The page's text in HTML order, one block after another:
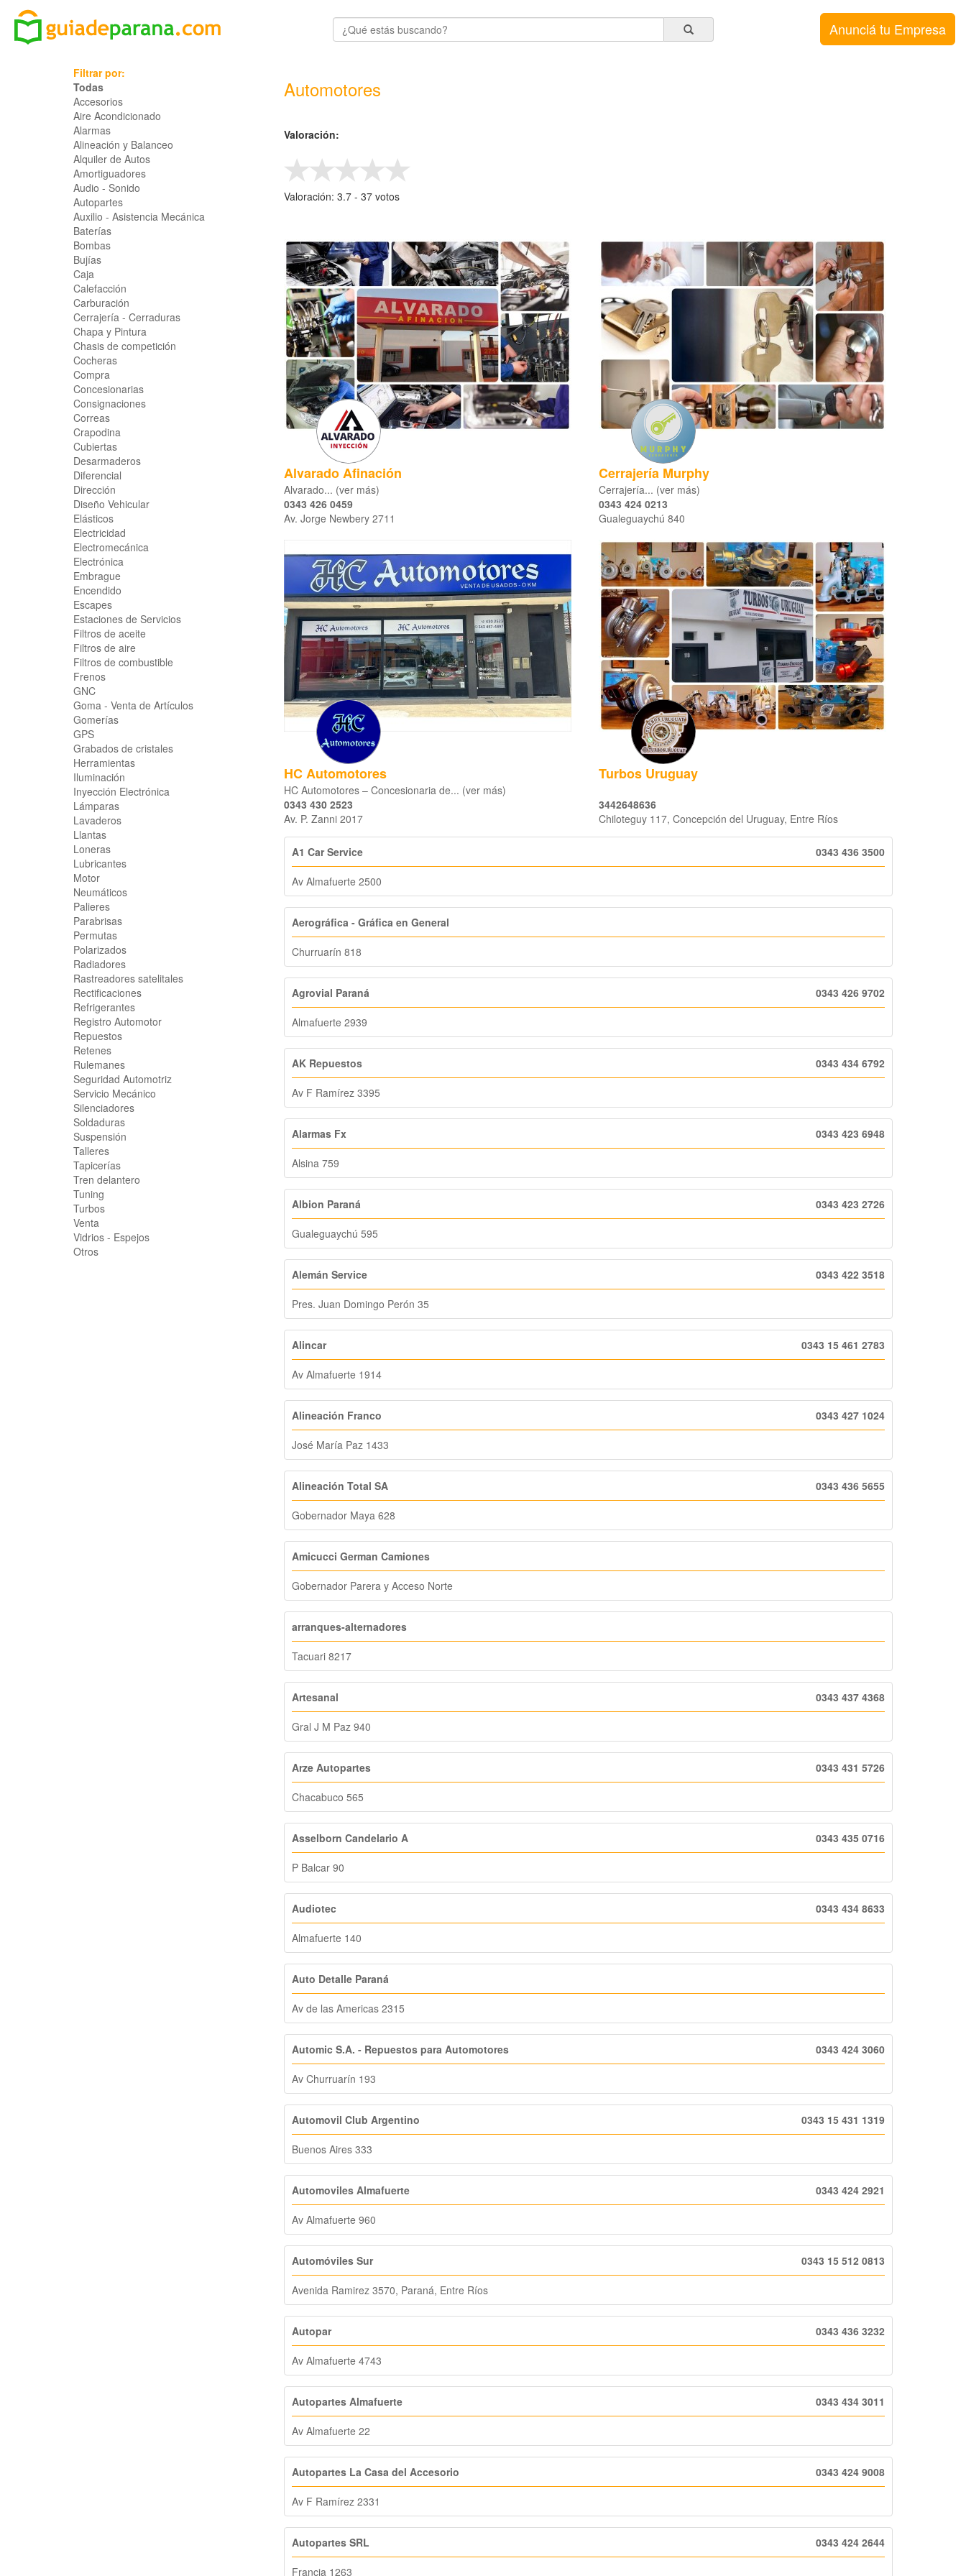
Anunciá tu Empresa
Filtrar por:
Todas
Accesorios
Aire Acondicionado
Alarmas
Alineación y Balanceo
Alquiler de Autos
Amortiguadores
Audio - Sonido
Autopartes
Auxilio - Asistencia Mecánica
Baterías
Bombas
Bujías
Caja
Calefacción
Carburación
Cerrajería - Cerraduras
Chapa y Pintura
Chasis de competición
Cocheras
Compra
Concesionarias
Consignaciones
Correas
Crapodina
Cubiertas
Desarmaderos
Diferencial
Dirección
Diseño Vehicular
Elásticos
Electricidad
Electromecánica
Electrónica
Embrague
Encendido
Escapes
Estaciones de Servicios
Filtros de aceite
Filtros de aire
Filtros de combustible
Frenos
GNC
Goma - Venta de Artículos
Gomerías
GPS
Grabados de cristales
Herramientas
Iluminación
Inyección Electrónica
Lámparas
Lavaderos
Llantas
Loneras
Lubricantes
Motor
Neumáticos
Palieres
Parabrisas
Permutas
Polarizados
Radiadores
Rastreadores satelitales
Rectificaciones
Refrigerantes
Registro Automotor
Repuestos
Retenes
Rulemanes
Seguridad Automotriz
Servicio Mecánico
Silenciadores
Soldaduras
Suspensión
Talleres
Tapicerías
Tren delantero
Tuning
Turbos
Venta
Vidrios - Espejos
Otros
Automotores
Valoración:
Valoración: 3.7- ‎ 37votos
Alvarado Afinación
Alvarado... (ver más)
0343 426 0459
Av. Jorge Newbery 2711
Cerrajería Murphy
Cerrajería... (ver más)
0343 424 0213
Gualeguaychú 840
HC Automotores
HC Automotores – Concesionaria de... (ver más)
0343 430 2523
Av. P. Zanni 2017
Turbos Uruguay
3442648636
Chiloteguy 117, Concepción del Uruguay, Entre Ríos
A1 Car Service 0343 436 3500
Av Almafuerte 2500
Aerográfica - Gráfica en General
Churruarín 818
Agrovial Paraná 0343 426 9702
Almafuerte 2939
AK Repuestos 0343 434 6792
Av F Ramírez 3395
Alarmas Fx 0343 423 6948
Alsina 759
Albion Paraná 0343 423 2726
Gualeguaychú 595
Alemán Service 0343 422 3518
Pres. Juan Domingo Perón 35
Alincar 0343 15 461 2783
Av Almafuerte 1914
Alineación Franco 0343 427 1024
José María Paz 1433
Alineación Total SA 0343 436 5655
Gobernador Maya 628
Amicucci German Camiones
Gobernador Parera y Acceso Norte
arranques-alternadores
Tacuari 8217
Artesanal 0343 437 4368
Gral J M Paz 940
Arze Autopartes 0343 431 5726
Chacabuco 565
Asselborn Candelario A 0343 435 0716
P Balcar 90
Audiotec 0343 434 8633
Almafuerte 140
Auto Detalle Paraná
Av de las Americas 2315
Automic S.A. - Repuestos para Automotores 0343 424 3060
Av Churruarín 193
Automovil Club Argentino 0343 15 431 1319
Buenos Aires 333
Automoviles Almafuerte 0343 424 2921
Av Almafuerte 960
Automóviles Sur 0343 15 512 0813
Avenida Ramirez 3570, Paraná, Entre Ríos
Autopar 0343 436 3232
Av Almafuerte 4743
Autopartes Almafuerte 0343 434 3011
Av Almafuerte 22
Autopartes La Casa del Accesorio 0343 424 9008
Av F Ramírez 2331
Autopartes SRL 0343 424 2644
Francia 1263